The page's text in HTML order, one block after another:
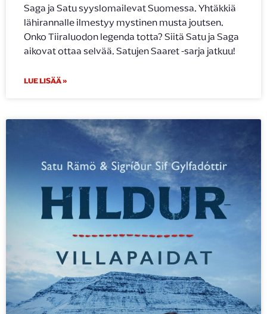
Saga ja Satu syyslomailevat Suomessa. Yhtäkkiä
lähirannalle ilmestyy mystinen musta joutsen.
Onko Tiiraluodon legenda totta? Siitä Satu ja Saga
aikovat ottaa selvää. Satujen Saaret -sarja jatkuu!
LUE LISÄÄ »